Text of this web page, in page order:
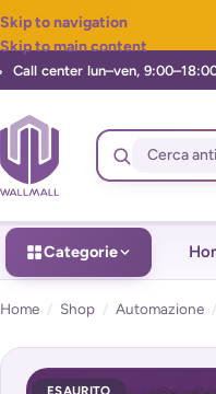
Skip to navigation
Skip to main content
Categorie
Home / Shop / Automazione /
ESAURITO